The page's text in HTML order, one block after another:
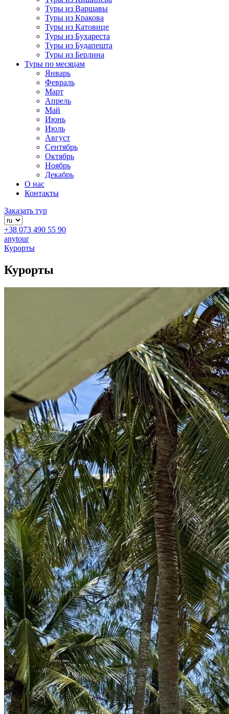
Туры из Варшавы
Туры из Кракова
Туры из Катовице
Туры из Бухареста
Туры из Будапешта
Туры из Берлина
Туры по месяцам
Январь
Февраль
Март
Апрель
Май
Июнь
Июль
Август
Сентябрь
Октябрь
Ноябрь
Декабрь
О нас
Контакты
Заказать тур
+38 073 490 55 90
anytour
Курорты
Курорты